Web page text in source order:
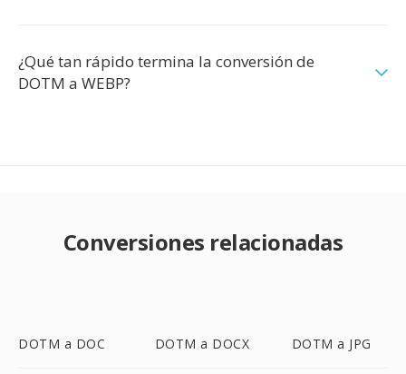
¿Qué tan rápido termina la conversión de
DOTM a WEBP?
Conversiones relacionadas
DOTM a DOC DOTM a DOCX DOTM a JPG